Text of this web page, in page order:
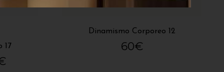
17
Dinamismo Corporeo 12
60€